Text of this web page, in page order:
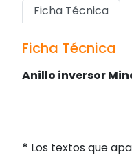
Ficha Técnica
Ficha Técnica
Anillo inversor
* Los textos que